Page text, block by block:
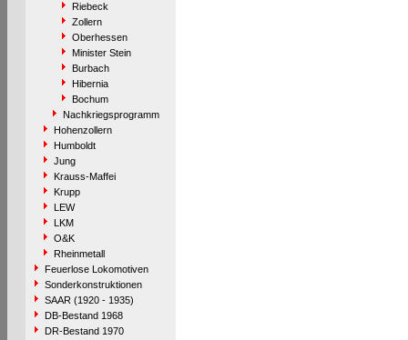
Riebeck
Zollern
Oberhessen
Minister Stein
Burbach
Hibernia
Bochum
Nachkriegsprogramm
Hohenzollern
Humboldt
Jung
Krauss-Maffei
Krupp
LEW
LKM
O&K
Rheinmetall
Feuerlose Lokomotiven
Sonderkonstruktionen
SAAR (1920 - 1935)
DB-Bestand 1968
DR-Bestand 1970